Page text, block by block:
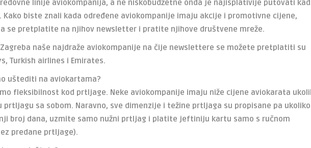
linije aviokompanija, a ne niskobudžetne onda je najisplativije putovati
Kako biste znali kada određene aviokompanije imaju akcije i promotivne cijene,
se pretplatite na njihov newsletter i pratite njihove društvene mreže.
naše najdraže aviokompanije na čije newslettere se možete pretplatiti su
Turkish airlines i Emirates.
uštediti na aviokartama?
fleksibilnost kod prtljage. Neke aviokompanije imaju niže cijene aviokarata
prtljagu sa sobom. Naravno, sve dimenzije i težine prtljaga su propisane pa ukoliko
broj dana, uzmite samo nužni prtljag i platite jeftiniju kartu samo s ručnom
predane prtljage).